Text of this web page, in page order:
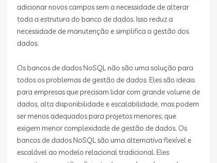
adicionar novos campos sem a necessidade de alterar
toda a estrutura do banco de dados. Isso reduz a
necessidade de manutenção e simplifica a gestão dos
dados.
Os bancos de dados NoSQL não são uma solução para
todos os problemas de gestão de dados. Eles são ideais
para empresas que precisam lidar com grande volume de
dados, alta disponibilidade e escalabilidade, mas podem
ser menos adequados para projetos menores, que
exigem menor complexidade de gestão de dados. Os
bancos de dados NoSQL são uma alternativa flexível e
escalável ao modelo relacional tradicional. Eles